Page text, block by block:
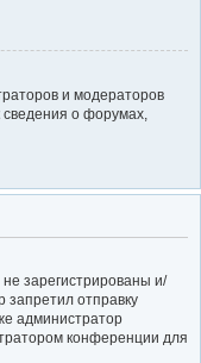
и модераторов
о форумах,
зарегистрированы и/
отправку
администратор
конференции для